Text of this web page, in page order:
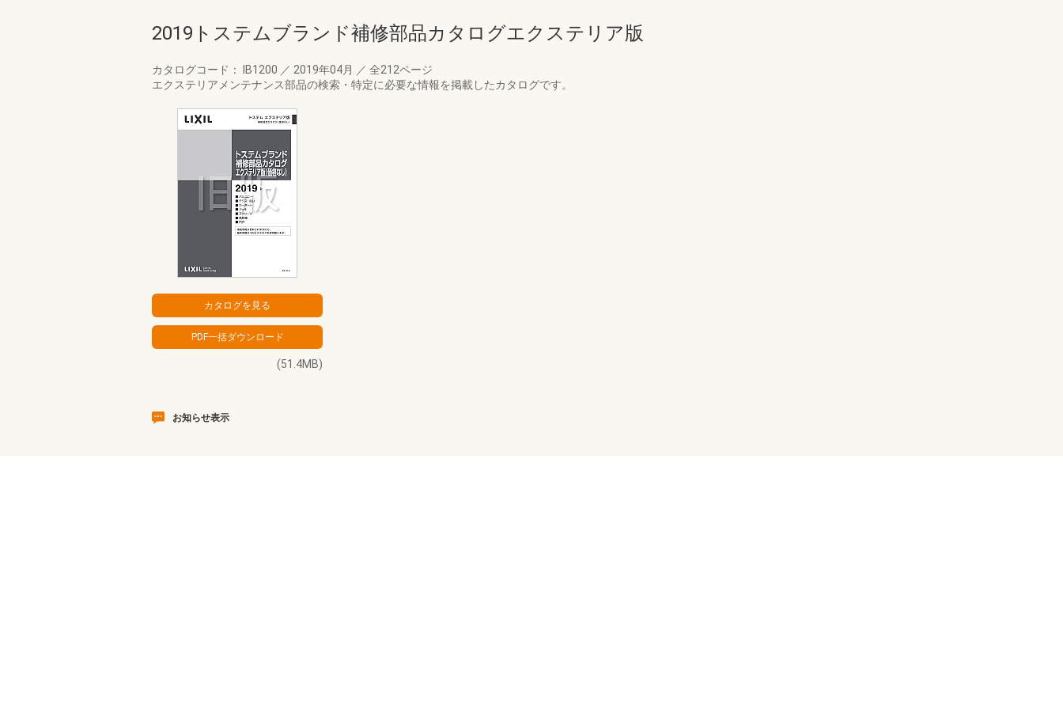
2019トステムブランド補修部品カタログエクステリア版
カタログコード： IB1200 ／ 2019年04月 ／ 全212ページ
エクステリアメンテナンス部品の検索・特定に必要な情報を掲載したカタログです。
(51.4MB)
お知らせ表示